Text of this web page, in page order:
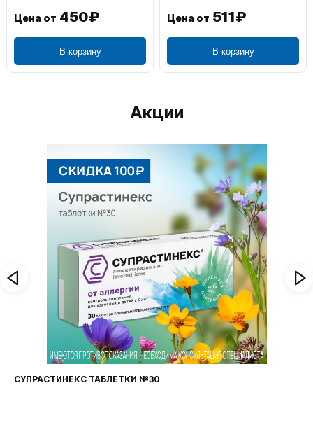
Цена от 450₽
В корзину
Цена от 511₽
В корзину
Акции
СУПРАСТИНЕКС ТАБЛЕТКИ №30